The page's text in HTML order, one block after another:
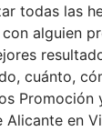
todas las
alguien
cuánto,
Promoción
Alicante en